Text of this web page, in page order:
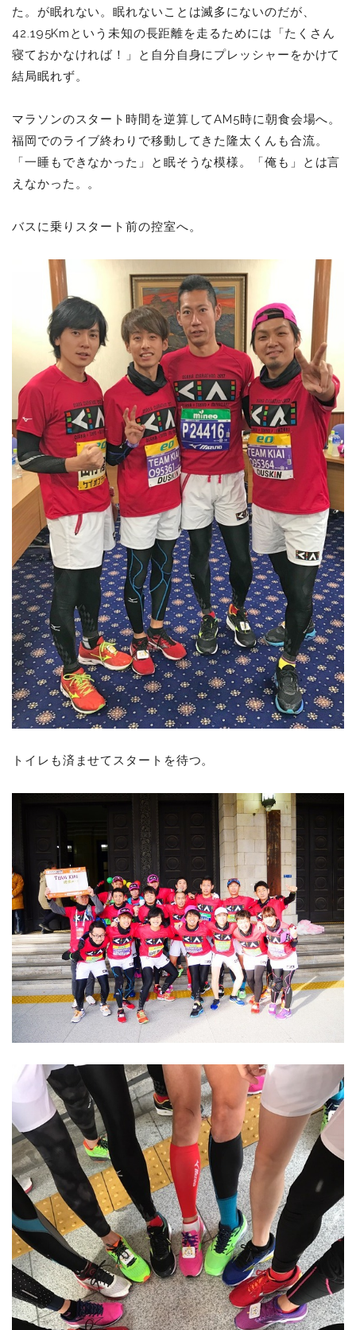
た。が眠れない。眠れないことは滅多にないのだが、
42.195Kmという未知の長距離を走るためには「たくさん
寝ておかなければ！」と自分自身にプレッシャーをかけて
結局眠れず。
マラソンのスタート時間を逆算してAM5時に朝食会場へ。
福岡でのライブ終わりで移動してきた隆太くんも合流。
「一睡もできなかった」と眠そうな模様。「俺も」とは言
えなかった。。
バスに乗りスタート前の控室へ。
トイレも済ませてスタートを待つ。